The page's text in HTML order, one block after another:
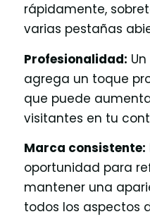
rápidamente,
varias pestañas
Profesionalidad:
agrega un toque
que puede
visitantes en tu
Marca consistente:
oportunidad para
mantener una
todos los aspectos